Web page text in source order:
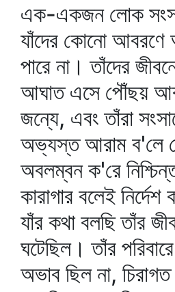
এক-একজন লোক
যাঁদের কোনো
পারে না। তাঁদের
আঘাত এসে পৌঁছয়
জন্যে, এবং তাঁরা
অভ্যস্ত আরাম ব'লে
অবলম্বন ক'রে
কারাগার বলেই
যাঁর কথা বলছি তাঁর
ঘটেছিল। তাঁর
অভাব ছিল না, চিরাগত